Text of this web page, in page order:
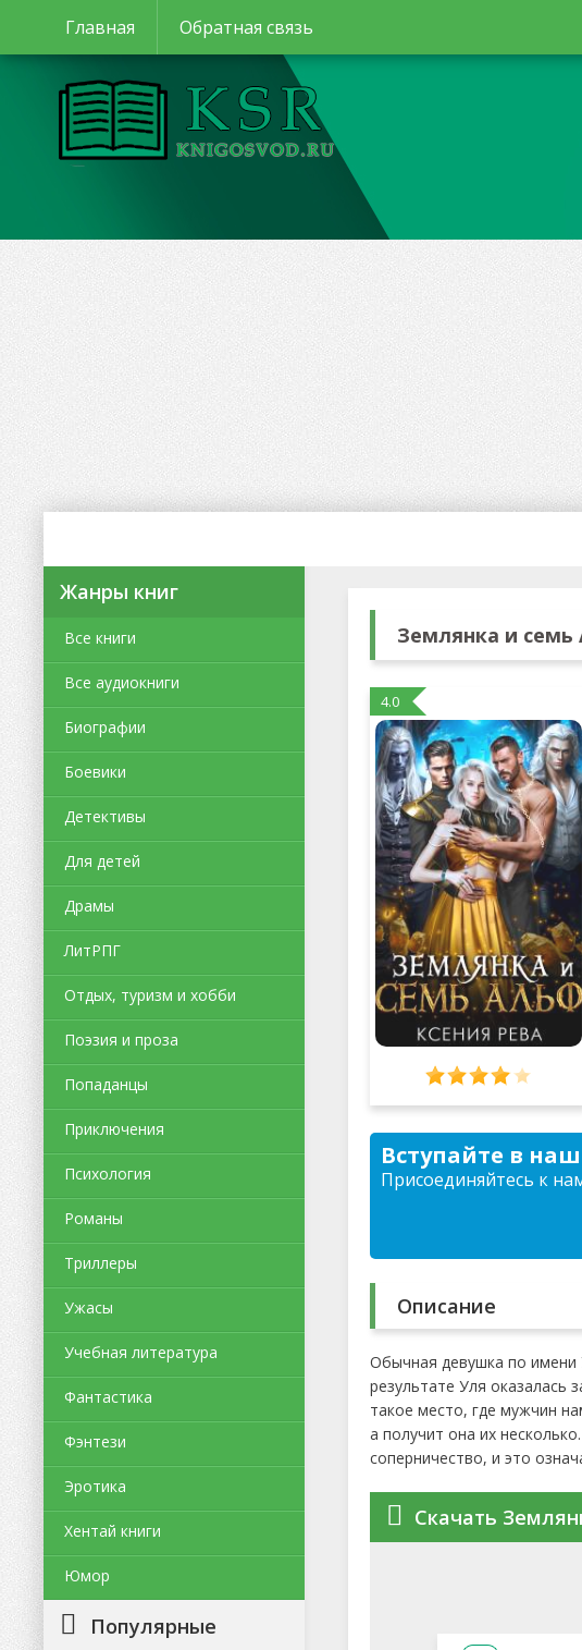
Главная Обратная связь
Жанры книг
Все книги
Все аудиокниги
Биографии
Боевики
Детективы
Для детей
Драмы
ЛитРПГ
Отдых, туризм и хобби
Поэзия и проза
Попаданцы
Приключения
Психология
Романы
Триллеры
Ужасы
Учебная литература
Фантастика
Фэнтези
Эротика
Хентай книги
Юмор
Популярные
Землянка и семь
4.0
Вступайте в
Присоединяйтесь к
Описание
Обычная девушка по имени
результате Уля оказалась
такое место, где мужчин
а получит она их
соперничество, и это
Скачать